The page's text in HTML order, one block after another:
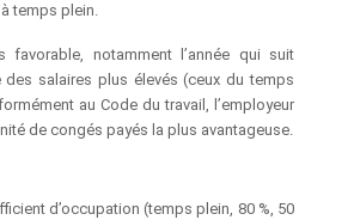
temps plein.
notamment l’année qui suit
salaires plus élevés (ceux du temps
au Code du travail, l’employeur
de congés payés la plus avantageuse.
d’occupation (temps plein, 80 %, 50